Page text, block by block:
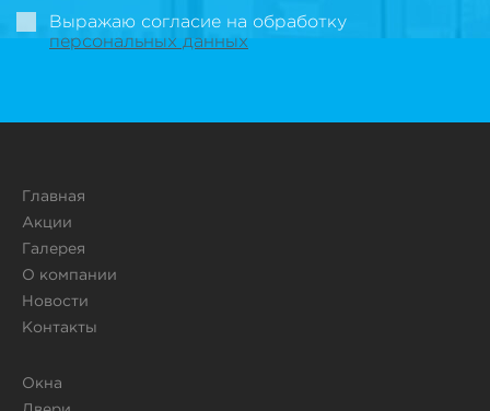
Выражаю согласие на обработку
персональных данных
Главная
Акции
Галерея
О компании
Новости
Контакты
Окна